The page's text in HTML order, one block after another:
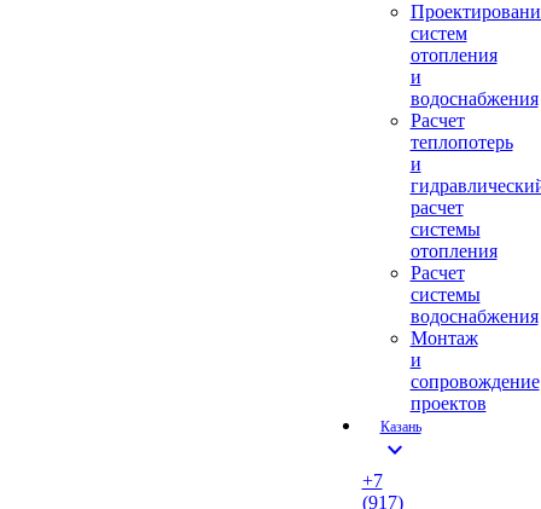
систем
отопления
и
водоснабжения
Расчет
теплопотерь
и
расчет
системы
отопления
Расчет
системы
водоснабжения
Монтаж
и
сопровождение
проектов
Казань
expand_more
+7
(917)